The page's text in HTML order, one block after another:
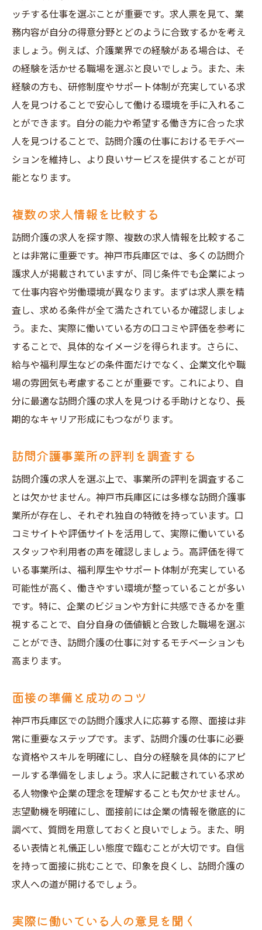
ッチする仕事を選ぶことが重要です。求人票を見て、業
務内容が自分の得意分野とどのように合致するかを考え
ましょう。例えば、介護業界での経験がある場合は、そ
の経験を活かせる職場を選ぶと良いでしょう。また、未
経験の方も、研修制度やサポート体制が充実している求
人を見つけることで安心して働ける環境を手に入れるこ
とができます。自分の能力や希望する働き方に合った求
人を見つけることで、訪問介護の仕事におけるモチベー
ションを維持し、より良いサービスを提供することが可
能となります。
複数の求人情報を比較する
訪問介護の求人を探す際、複数の求人情報を比較するこ
とは非常に重要です。神戸市兵庫区では、多くの訪問介
護求人が掲載されていますが、同じ条件でも企業によっ
て仕事内容や労働環境が異なります。まずは求人票を精
査し、求める条件が全て満たされているか確認しましょ
う。また、実際に働いている方の口コミや評価を参考に
することで、具体的なイメージを得られます。さらに、
給与や福利厚生などの条件面だけでなく、企業文化や職
場の雰囲気も考慮することが重要です。これにより、自
分に最適な訪問介護の求人を見つける手助けとなり、長
期的なキャリア形成にもつながります。
訪問介護事業所の評判を調査する
訪問介護の求人を選ぶ上で、事業所の評判を調査するこ
とは欠かせません。神戸市兵庫区には多様な訪問介護事
業所が存在し、それぞれ独自の特徴を持っています。口
コミサイトや評価サイトを活用して、実際に働いている
スタッフや利用者の声を確認しましょう。高評価を得て
いる事業所は、福利厚生やサポート体制が充実している
可能性が高く、働きやすい環境が整っていることが多い
です。特に、企業のビジョンや方針に共感できるかを重
視することで、自分自身の価値観と合致した職場を選ぶ
ことができ、訪問介護の仕事に対するモチベーションも
高まります。
面接の準備と成功のコツ
神戸市兵庫区での訪問介護求人に応募する際、面接は非
常に重要なステップです。まず、訪問介護の仕事に必要
な資格やスキルを明確にし、自分の経験を具体的にアピ
ールする準備をしましょう。求人に記載されている求め
る人物像や企業の理念を理解することも欠かせません。
志望動機を明確にし、面接前には企業の情報を徹底的に
調べて、質問を用意しておくと良いでしょう。また、明
るい表情と礼儀正しい態度で臨むことが大切です。自信
を持って面接に挑むことで、印象を良くし、訪問介護の
求人への道が開けるでしょう。
実際に働いている人の意見を聞く